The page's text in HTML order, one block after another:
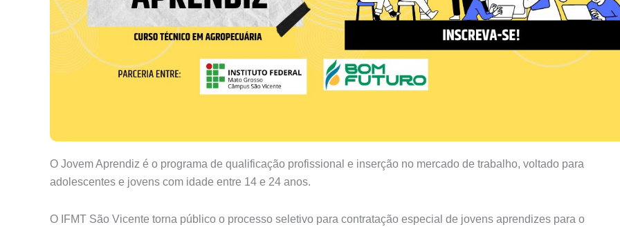
O Jovem Aprendiz é o programa de qualificação profissional e inserção no mercado de trabalho, voltado para
adolescentes e jovens com idade entre 14 e 24 anos.
O IFMT São Vicente torna público o processo seletivo para contratação especial de jovens aprendizes para o